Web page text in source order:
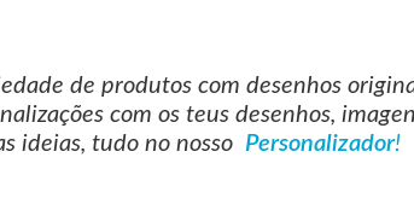
de produtos com desenhos
com os teus desenhos,
ideias, tudo no nosso Personalizador!